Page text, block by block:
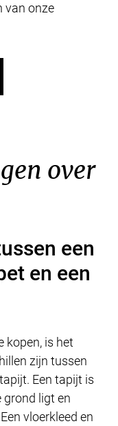
van onze
over
een
en een
kopen, is het
zijn tussen
Een tapijt is
grond ligt en
vloerkleed en